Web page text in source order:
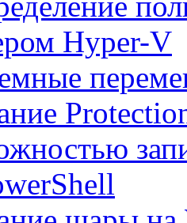
Hyper-V